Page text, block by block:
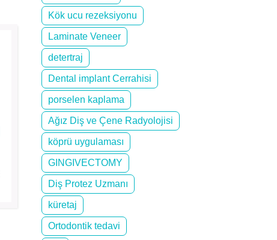
Kök ucu rezeksiyonu
Laminate Veneer
detertraj
Dental implant Cerrahisi
porselen kaplama
Ağız Diş ve Çene Radyolojisi
köprü uygulaması
GINGIVECTOMY
Diş Protez Uzmanı
küretaj
Ortodontik tedavi